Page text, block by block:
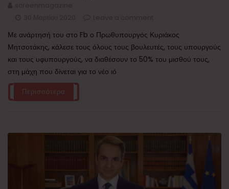
Με ανάρτησή του στο Fb ο Πρωθυπουργός Κυριάκος
Μητσοτάκης, κάλεσε τους όλους τους βουλευτές, τους υπουργούς
και τους υφυπουργούς, να διαθέσουν το 50% του μισθού τους,
στη μάχη που δίνεται για το νέο ιό
Περισσότερα